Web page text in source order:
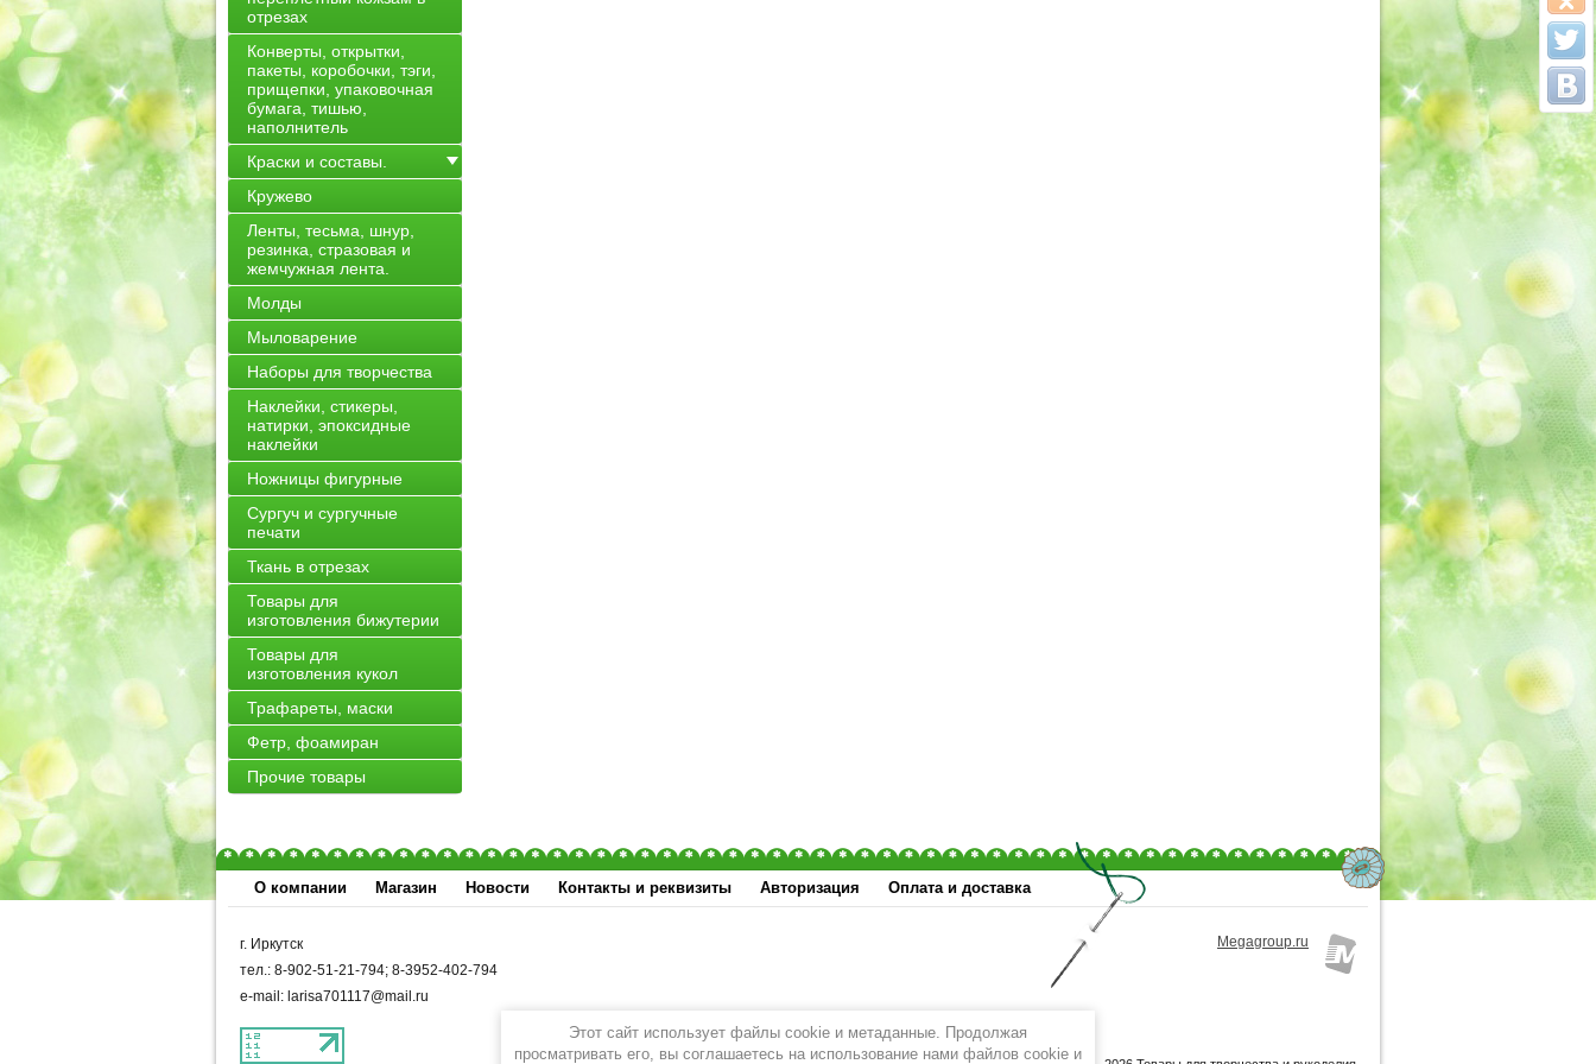
отрезах
Конверты, открытки,
пакеты, коробочки, тэги,
прищепки, упаковочная
бумага, тишью,
наполнитель
Краски и составы.
Кружево
Ленты, тесьма, шнур,
резинка, стразовая и
жемчужная лента.
Молды
Мыловарение
Наборы для творчества
Наклейки, стикеры,
натирки, эпоксидные
наклейки
Ножницы фигурные
Сургуч и сургучные
печати
Ткань в отрезах
Товары для
изготовления бижутерии
Товары для
изготовления кукол
Трафареты, маски
Фетр, фоамиран
Прочие товары
О компании Магазин Новости Контакты и реквизиты Авторизация Оплата и доставка
Megagroup.ru
г. Иркутск
тел.: 8-902-51-21-794; 8-3952-402-794
e-mail: larisa701117@mail.ru
Этот сайт использует файлы cookie и метаданные. Продолжая
просматривать его, вы соглашаетесь на использование нами файлов cookie и